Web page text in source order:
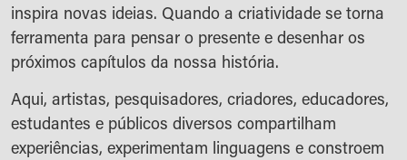
inspira novas ideias. Quando a criatividade se torna
ferramenta para pensar o presente e desenhar os
próximos capítulos da nossa história.
Aqui, artistas, pesquisadores, criadores, educadores,
estudantes e públicos diversos compartilham
experiências, experimentam linguagens e constroem